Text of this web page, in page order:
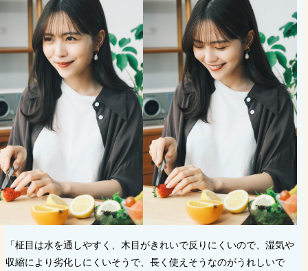
「柾目は水を通しやすく、木目がきれいで反りにくいので、湿気や
収縮により劣化しにくいそうで、長く使えそうなのがうれしいで